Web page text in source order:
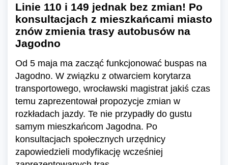
Linie 110 i 149 jednak bez zmian! Po
konsultacjach z mieszkańcami miasto
znów zmienia trasy autobusów na
Jagodno
Od 5 maja ma zacząć funkcjonować buspas na
Jagodno. W związku z otwarciem korytarza
transportowego, wrocławski magistrat jakiś czas
temu zaprezentował propozycje zmian w
rozkładach jazdy. Te nie przypadły do gustu
samym mieszkańcom Jagodna. Po
konsultacjach społecznych urzędnicy
zapowiedzieli modyfikację wcześniej